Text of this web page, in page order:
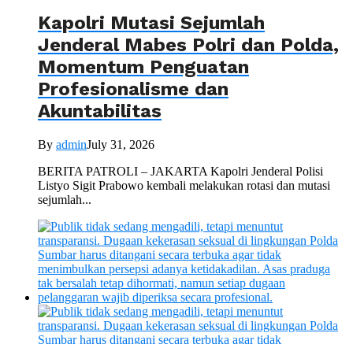
Kapolri Mutasi Sejumlah
Jenderal Mabes Polri dan Polda,
Momentum Penguatan
Profesionalisme dan
Akuntabilitas
By adminJuly 31, 2026
BERITA PATROLI – JAKARTA Kapolri Jenderal Polisi
Listyo Sigit Prabowo kembali melakukan rotasi dan mutasi
sejumlah...